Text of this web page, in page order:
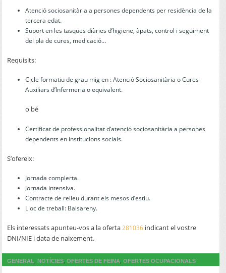
Atenció sociosanitària a persones dependents per residència de la
tercera edat.
Suport en les tasques diàries d’higiene, àpats, control i seguiment
del pla de cures, medicació…
Requisits:
Cicle formatiu de grau mig en : Atenció Sociosanitària o Cures
Auxiliars d’Infermeria o equivalent.
o bé
Certificat de professionalitat d’atenció sociosanitària a persones
dependents en institucions socials.
S’ofereix:
Jornada complerta.
Jornada intensiva.
Contracte de relleu durant els mesos d’estiu.
Lloc de treball: Balsareny.
Els interessats apunteu-vos a la oferta281036 indicant el vostre
DNI/NIE i data de naixement.
GENERAL,NOTÍCIES,OFERTES DE FEINA,OFERTES OCUPACIONALS